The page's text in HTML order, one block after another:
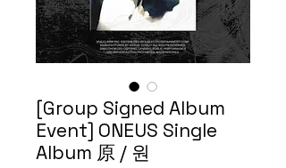
[Group Signed Album
Event] ONEUS Single
Album 原 / 원